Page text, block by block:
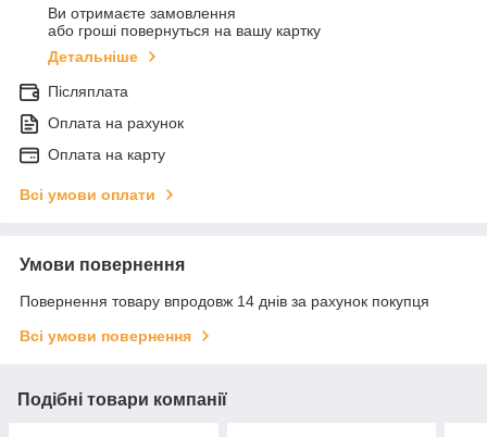
Ви отримаєте замовлення
або гроші повернуться на вашу картку
Детальніше
Післяплата
Оплата на рахунок
Оплата на карту
Всі умови оплати
Умови повернення
Повернення товару впродовж 14 днів за рахунок покупця
Всі умови повернення
Подібні товари компанії